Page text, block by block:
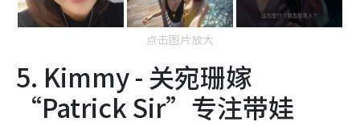
点击图片放大
5. Kimmy - 关宛珊嫁
“Patrick Sir”专注带娃